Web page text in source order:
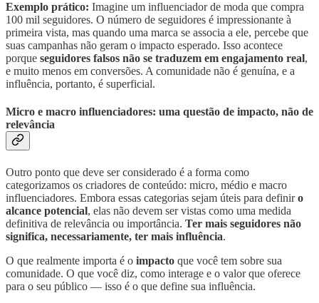
Exemplo prático: Imagine um influenciador de moda que compra
100 mil seguidores. O número de seguidores é impressionante à
primeira vista, mas quando uma marca se associa a ele, percebe que
suas campanhas não geram o impacto esperado. Isso acontece
porque seguidores falsos não se traduzem em engajamento real,
e muito menos em conversões. A comunidade não é genuína, e a
influência, portanto, é superficial.
Micro e macro influenciadores: uma questão de impacto, não de
relevância
Outro ponto que deve ser considerado é a forma como
categorizamos os criadores de conteúdo: micro, médio e macro
influenciadores. Embora essas categorias sejam úteis para definiro
alcance potencial, elas não devem ser vistas como uma medida
definitiva de relevância ou importância. Ter mais seguidores não
significa, necessariamente, ter mais influência.
O que realmente importa é o impacto que você tem sobre sua
comunidade. O que você diz, como interage e o valor que oferece
para o seu público — isso é o que define sua influência.